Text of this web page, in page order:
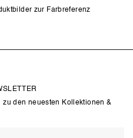
zur Farbreferenz
zu den neuesten Kollektionen &